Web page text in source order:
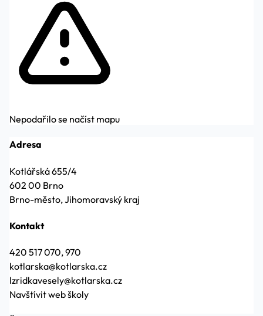
Nepodařilo se načíst mapu
Adresa
Kotlářská 655/4
602 00 Brno
Brno-město, Jihomoravský kraj
Kontakt
420 517 070, 970
kotlarska@kotlarska.cz
lzridkavesely@kotlarska.cz
Navštívit web školy